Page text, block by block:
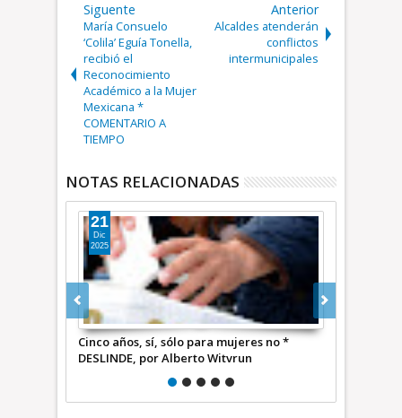
Siguente
María Consuelo
‘Colila’ Eguía Tonella,
recibió el
Reconocimiento
Académico a la Mujer
Mexicana *
COMENTARIO A
TIEMPO
Anterior
Alcaldes atenderán
conflictos
intermunicipales
NOTAS RELACIONADAS
Y… Échale otro cinco al piano * DESLINDE,
por Alberto Witvrun
19
Dic
2025